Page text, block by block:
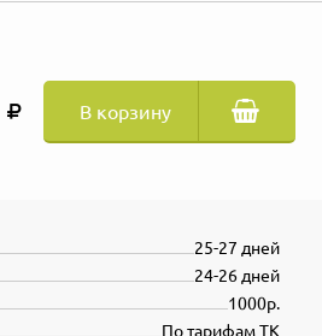
В корзину
25-27 дней
24-26 дней
1000р.
По тарифам ТК